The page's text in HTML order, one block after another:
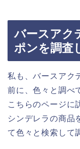
バースアク
ポンを調査
私も、バースアク
前に、色々と調べ
こちらのページに
シンデレラの商品
て色々と検索して